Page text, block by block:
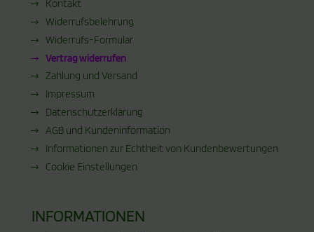
Kontakt
Widerrufsbelehrung
Widerrufs-Formular
Vertrag widerrufen
Zahlung und Versand
Impressum
Datenschutzerklärung
AGB und Kundeninformation
Informationen zur Echtheit von Kundenbewertungen
Cookie Einstellungen
INFORMATIONEN